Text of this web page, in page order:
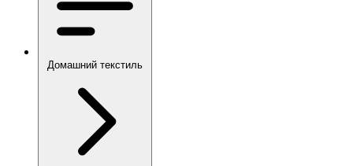
Домашний текстиль